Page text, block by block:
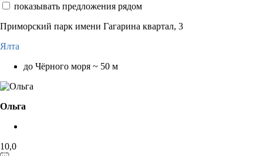
показывать предложения рядом
Приморский парк имени Гагарина квартал, 3
Ялта
до Чёрного моря ~ 50 м
Ольга
10,0